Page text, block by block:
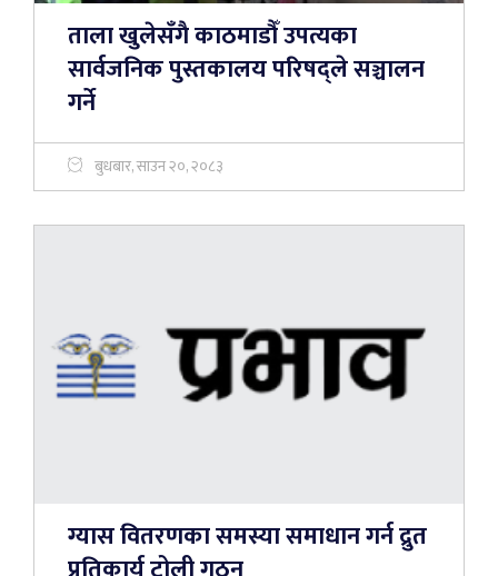
ताला खुलेसँगै काठमाडौँ उपत्यका
सार्वजनिक पुस्तकालय परिषद्ले सञ्चालन
गर्ने
बुधबार, साउन २०, २०८३
ग्यास वितरणका समस्या समाधान गर्न द्रुत